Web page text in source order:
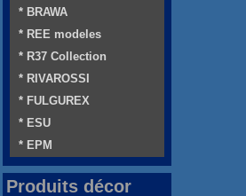
* BRAWA
* REE modeles
* R37 Collection
* RIVAROSSI
* FULGUREX
* ESU
* EPM
Produits décor